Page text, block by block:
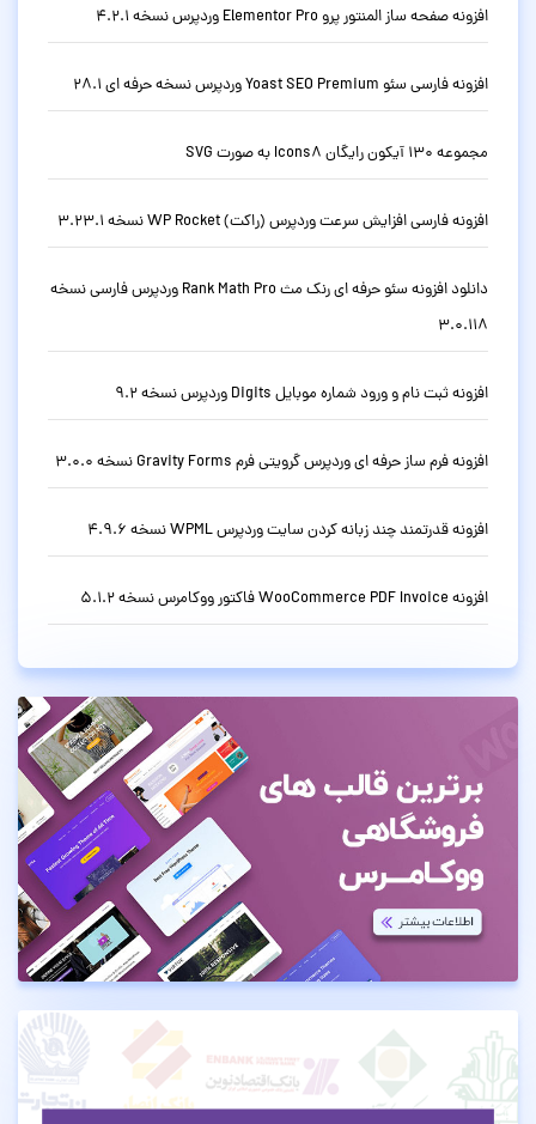
افزونه صفحه ساز المنتور پرو Elementor Pro وردپرس نسخه 4.2.1
افزونه فارسی سئو Yoast SEO Premium وردپرس نسخه حرفه ای 28.1
مجموعه 130 آیکون رایگان Icons8 به صورت SVG
افزونه فارسی افزایش سرعت وردپرس (راکت) WP Rocket نسخه 3.23.1
دانلود افزونه سئو حرفه ای رنک مث Rank Math Pro وردپرس فارسی نسخه
3.0.118
افزونه ثبت نام و ورود شماره موبایل Digits وردپرس نسخه 9.2
افزونه فرم ساز حرفه ای وردپرس گرویتی فرم Gravity Forms نسخه 3.0.0
افزونه قدرتمند چند زبانه کردن سایت وردپرس WPML نسخه 4.9.6
افزونه WooCommerce PDF Invoice فاکتور ووکامرس نسخه 5.1.2